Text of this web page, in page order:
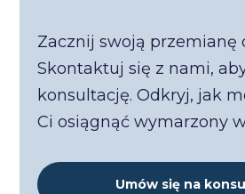
Zacznij swoją przemianę
Skontaktuj się z nami,
konsultację. Odkryj, jak
Ci osiągnąć wymarzony
Umów się na